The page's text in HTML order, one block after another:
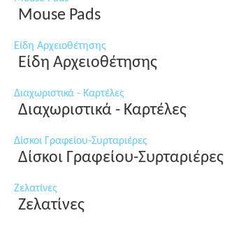
Mouse Pads
Είδη Αρχειοθέτησης
Είδη Αρχειοθέτησης
Διαχωριστικά - Καρτέλες
Διαχωριστικά - Καρτέλες
Δίσκοι Γραφείου-Συρταριέρες
Δίσκοι Γραφείου-Συρταριέρες
Ζελατίνες
Ζελατίνες